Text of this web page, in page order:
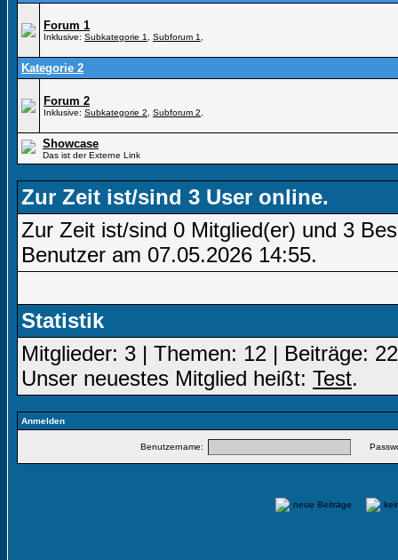
Forum 1
Inklusive: Subkategorie 1 Subforum 1
Kategorie 2
Forum 2
Inklusive: Subkategorie 2 Subforum 2
Showcase
Das ist der Externe Link
Zur Zeit ist/sind 3 User online.
Zur Zeit ist/sind 0 Mitglied(er) und 3
Benutzer am 07.05.2026 14:55.
Statistik
Mitglieder: 3 | Themen: 12 | Beiträge:
Unser neuestes Mitglied heißt: Test.
Anmelden
Benutzername:
neue Beiträge